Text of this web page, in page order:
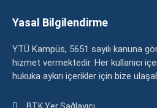
Yasal Bilgilendirme
YTÜ Kampüs, 5651 sayılı kanuna
hizmet vermektedir. Her kullanıcı
hukuka aykırı içerikler için bize
BTK Yer Sağlayıcı